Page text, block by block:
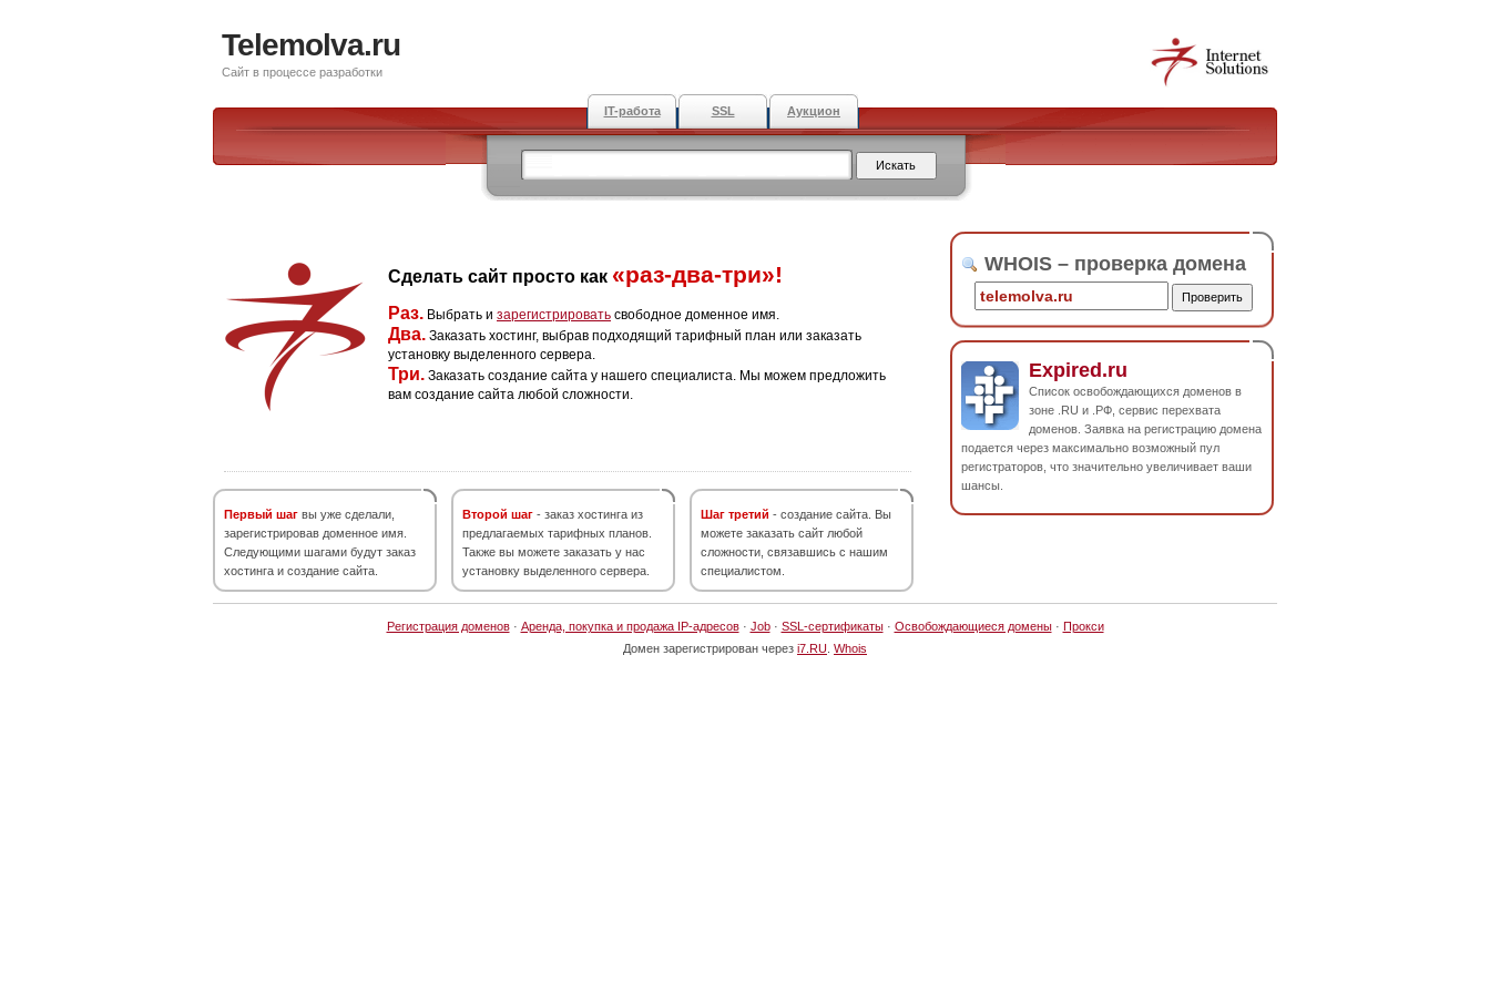
Telemolva.ru
Сайт в процессе разработки
IT-работа SSL Аукцион
Сделать сайт просто как «раз-два-три»!
Раз. Выбрать и зарегистрировать свободное доменное имя.
Два. Заказать хостинг, выбрав подходящий тарифный план или заказать
установку выделенного сервера.
Три. Заказать создание сайта у нашего специалиста. Мы можем предложить
вам создание сайта любой сложности.
Первый шаг вы уже сделали,
зарегистрировав доменное имя.
Следующими шагами будут заказ
хостинга и создание сайта.
Второй шаг - заказ хостинга из
предлагаемых тарифных планов.
Также вы можете заказать у нас
установку выделенного сервера.
Шаг третий - создание сайта. Вы
можете заказать сайт любой
сложности, связавшись с нашим
специалистом.
WHOIS – проверка домена
Expired.ru
Список освобождающихся доменов в
зоне .RU и .РФ, сервис перехвата
доменов. Заявка на регистрацию домена
подается через максимально возможный пул
регистраторов, что значительно увеличивает ваши
шансы.
Регистрация доменов· Аренда, покупка и продажа IP-адресов· Job· SSL-сертификаты· Освобождающиеся домены· Прокси
Домен зарегистрирован через i7.RU Whois